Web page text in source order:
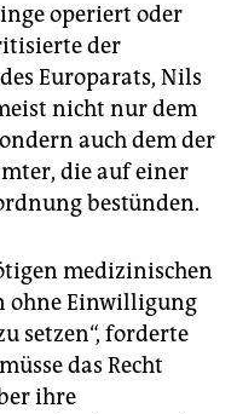
operiert oder
der
Europarats, Nils
nicht nur dem
auch dem der
die auf einer
bestünden.
medizinischen
ohne Einwilligung
setzen“, forderte
das Recht
ihre